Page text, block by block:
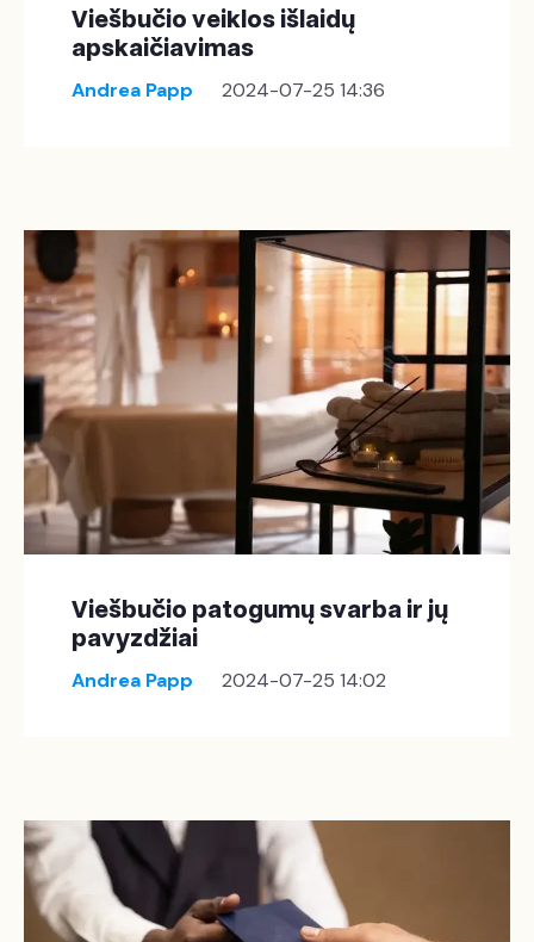
Viešbučio veiklos išlaidų
apskaičiavimas
Andrea Papp 2024-07-25 14:36
Viešbučio patogumų svarba ir jų
pavyzdžiai
Andrea Papp 2024-07-25 14:02